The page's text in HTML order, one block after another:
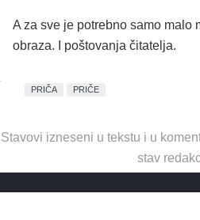
A za sve je potrebno samo malo
obraza. I poštovanja čitatelja.
PRIČA PRIČE
Stavovi izneseni u tekstu i u
stav